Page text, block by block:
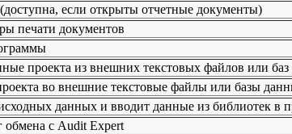
если открыты отчетные документы)
печати документов
проекта из внешних текстовых файлов или
во внешние текстовые файлы или базы
данных и вводит данные из библиотек в
обмена с Audit Expert